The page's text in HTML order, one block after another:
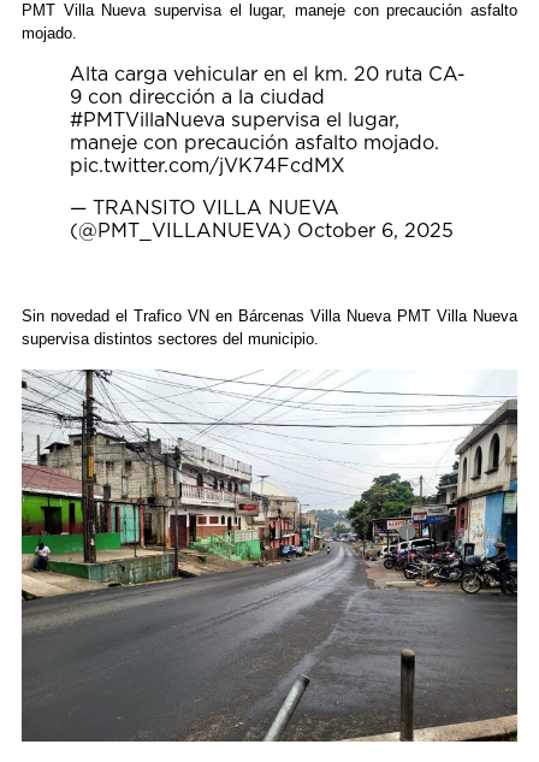
PMT Villa Nueva supervisa el lugar, maneje con precaución asfalto
mojado.
Alta carga vehicular en el km. 20 ruta CA-
9 con dirección a la ciudad
#PMTVillaNueva supervisa el lugar,
maneje con precaución asfalto mojado.
pic.twitter.com/jVK74FcdMX
— TRANSITO VILLA NUEVA
(@PMT_VILLANUEVA) October 6, 2025
Sin novedad el Trafico VN en Bárcenas Villa Nueva PMT Villa Nueva
supervisa distintos sectores del municipio.